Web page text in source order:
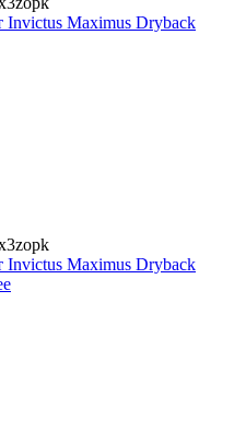
Maximus Dryback
Maximus Dryback